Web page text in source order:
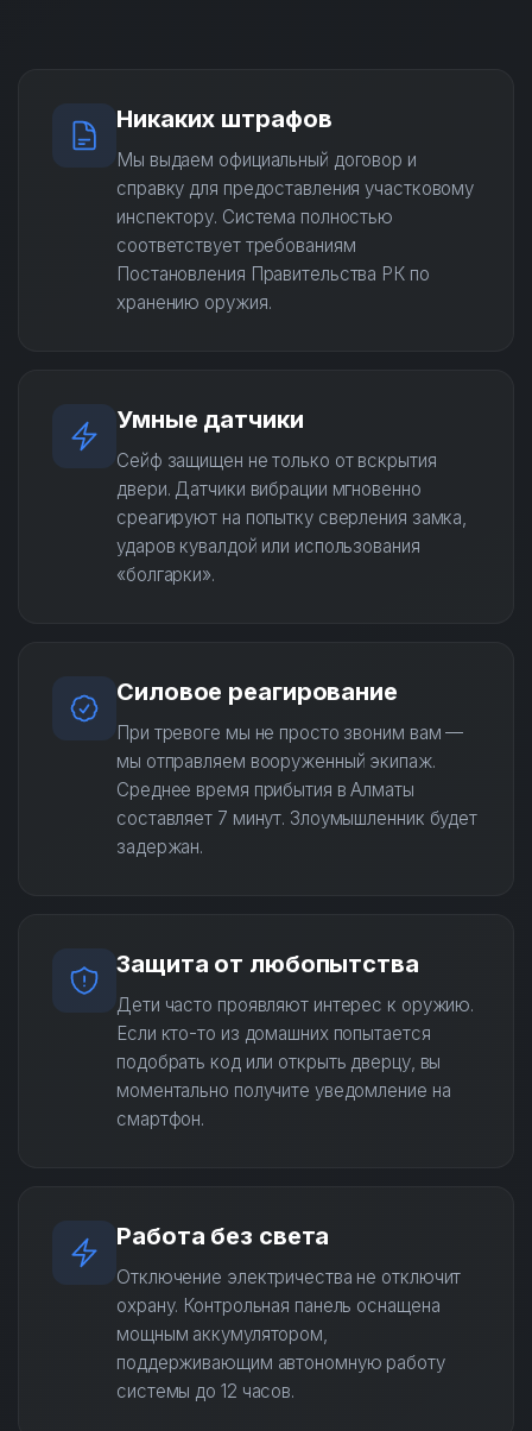
Никаких штрафов
Мы выдаем официальный договор и
справку для предоставления участковому
инспектору. Система полностью
соответствует требованиям
Постановления Правительства РК по
хранению оружия.
Умные датчики
Сейф защищен не только от вскрытия
двери. Датчики вибрации мгновенно
среагируют на попытку сверления замка,
ударов кувалдой или использования
«болгарки».
Силовое реагирование
При тревоге мы не просто звоним вам —
мы отправляем вооруженный экипаж.
Среднее время прибытия в Алматы
составляет 7 минут. Злоумышленник будет
задержан.
Защита от любопытства
Дети часто проявляют интерес к оружию.
Если кто-то из домашних попытается
подобрать код или открыть дверцу, вы
моментально получите уведомление на
смартфон.
Работа без света
Отключение электричества не отключит
охрану. Контрольная панель оснащена
мощным аккумулятором,
поддерживающим автономную работу
системы до 12 часов.